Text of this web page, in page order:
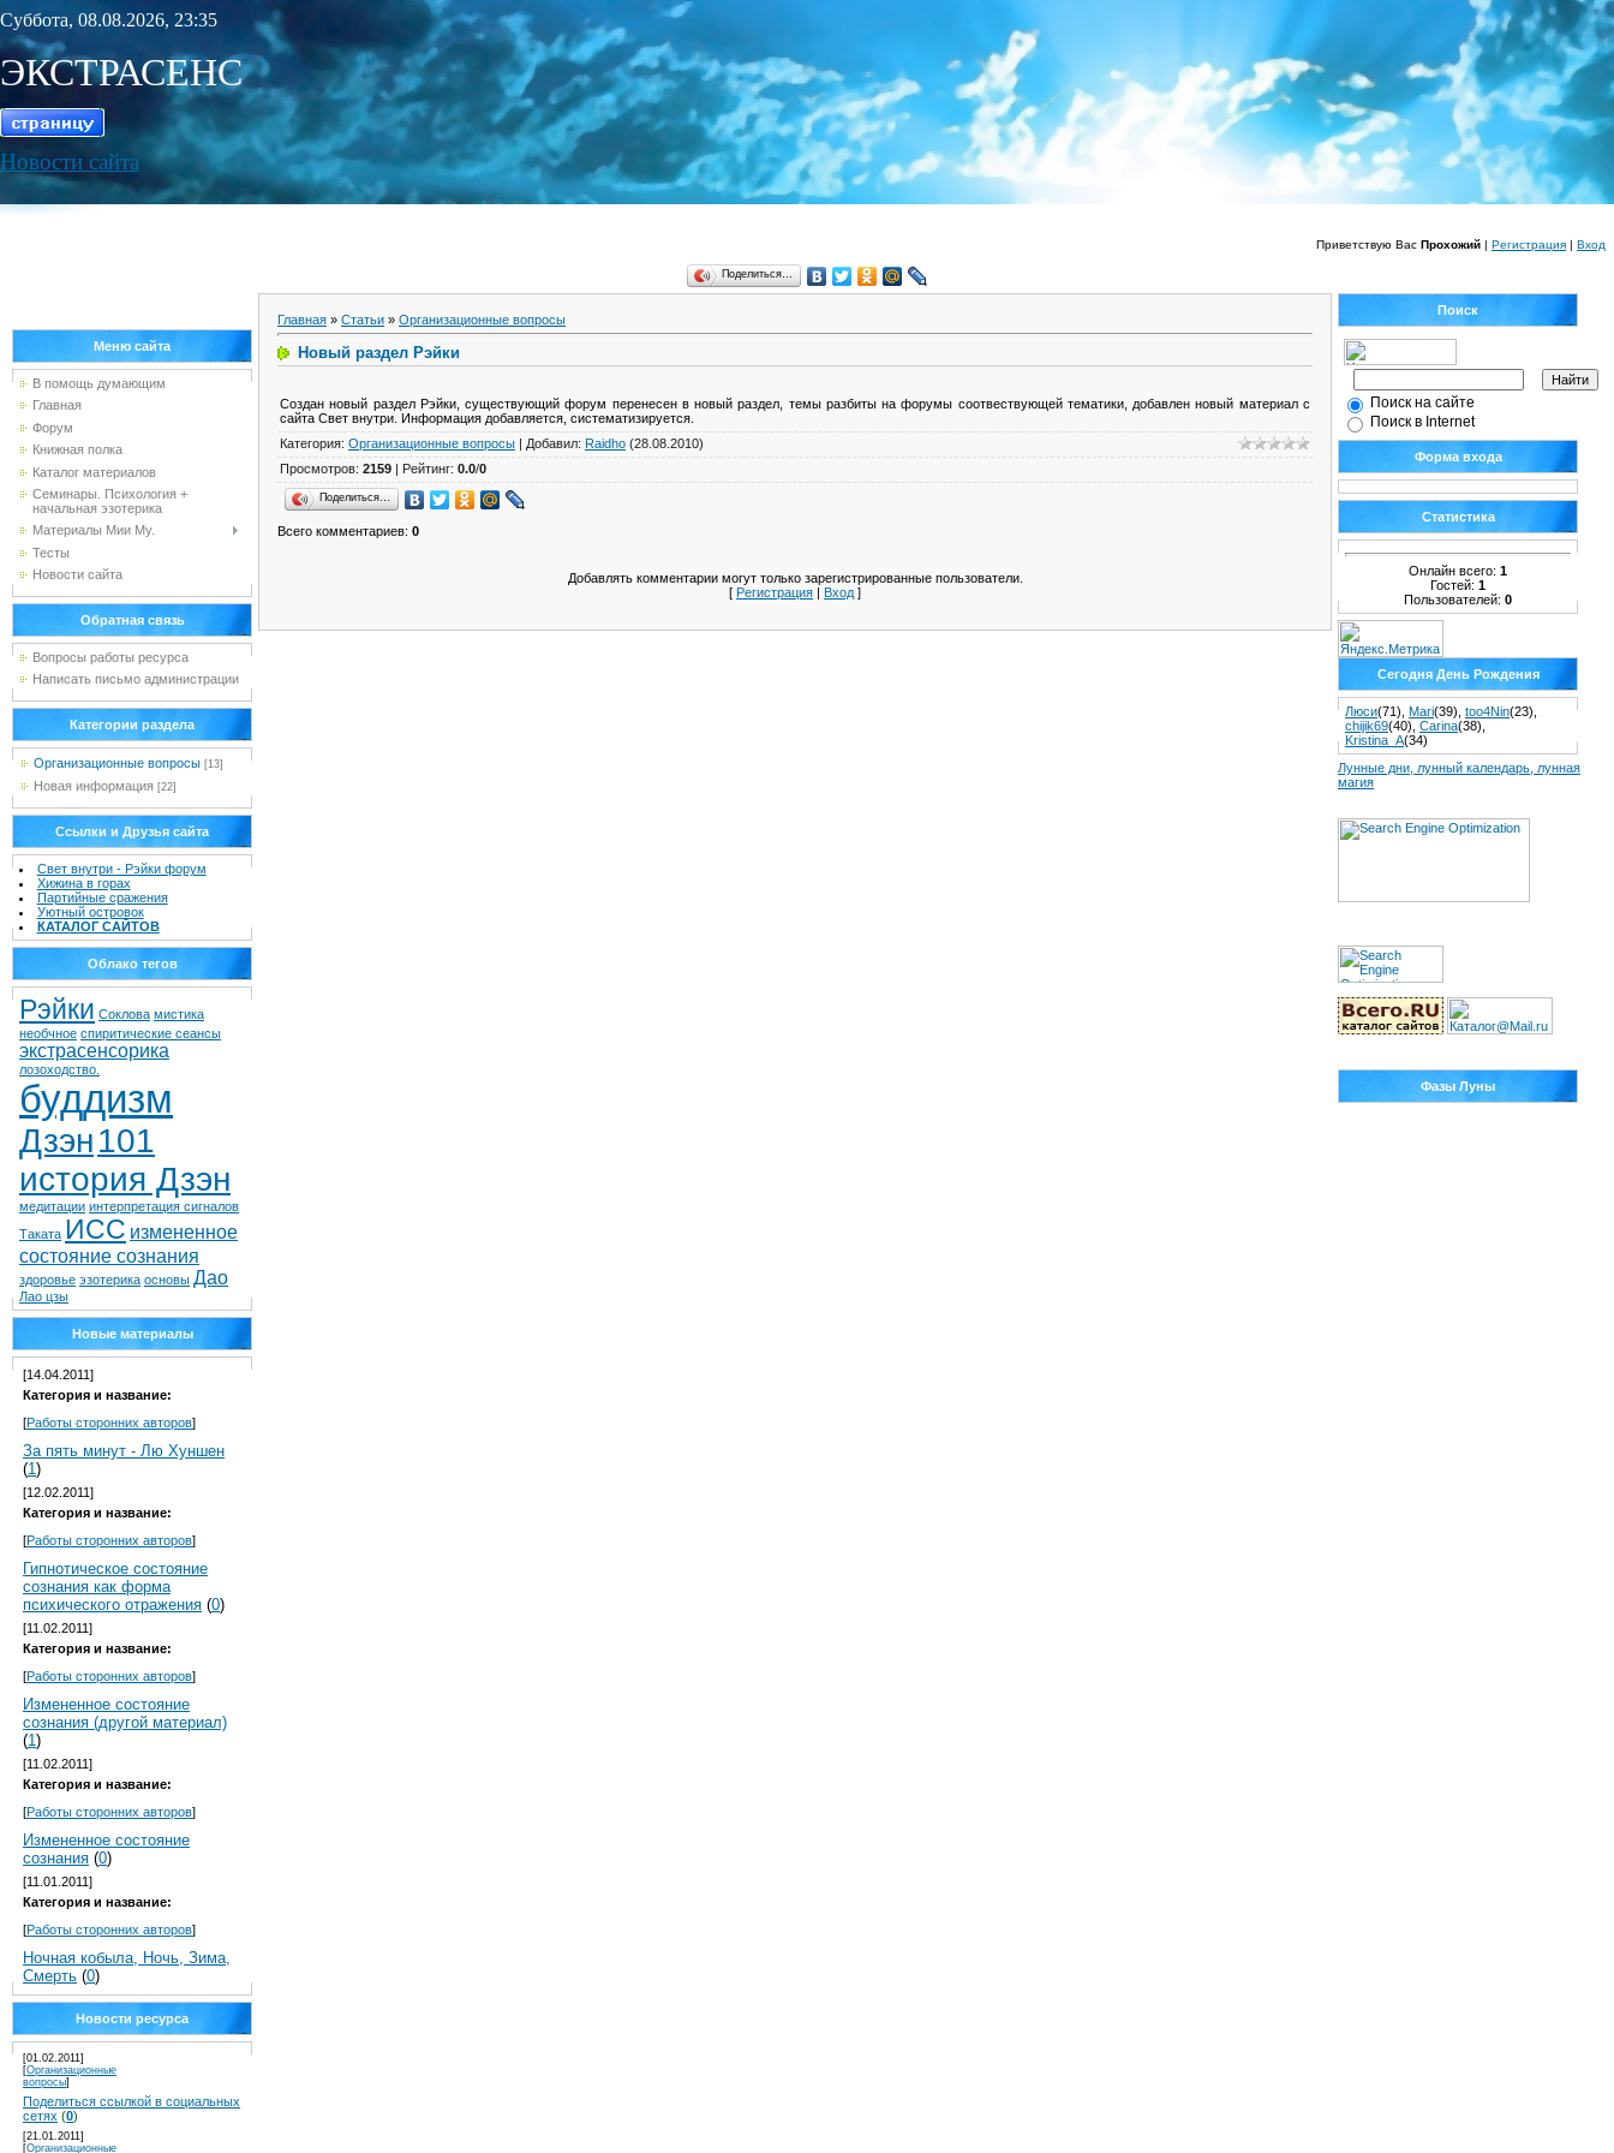
Суббота, 08.08.2026, 23:35
ЭКСТРАСЕНС
Новости сайта
Приветствую Вас Прохожий | Регистрация | Вход
Поделиться…
Меню сайта
В помощь думающим
Главная
Форум
Книжная полка
Каталог материалов
Семинары. Психология +
начальная эзотерика
Материалы Мии Му.
Тесты
Новости сайта
Обратная связь
Вопросы работы ресурса
Написать письмо администрации
Категории раздела
Организационные вопросы [13]
Новая информация [22]
Ссылки и Друзья сайта
Свет внутри - Рэйки форум
Хижина в горах
Партийные сражения
Уютный островок
КАТАЛОГ САЙТОВ
Облако тегов
Рэйки Соклова мистика
необчное спиритические сеансы
экстрасенсорика
лозоходство.
буддизм
Дзэн101
история Дзэн
медитации интерпретация сигналов
Таката ИСС измененное
состояние сознания
здоровье эзотерика основы Дао
Лао цзы
Новые материалы
[14.04.2011]
Категория и название:
[Работы сторонних авторов]
За пять минут - Лю Хуншен
(1)
[12.02.2011]
Категория и название:
[Работы сторонних авторов]
Гипнотическое состояние
сознания как форма
психического отражения (0)
[11.02.2011]
Категория и название:
[Работы сторонних авторов]
Измененное состояние
сознания (другой материал)
(1)
[11.02.2011]
Категория и название:
[Работы сторонних авторов]
Измененное состояние
сознания (0)
[11.01.2011]
Категория и название:
[Работы сторонних авторов]
Ночная кобыла, Ночь, Зима,
Смерть (0)
Новости ресурса
[01.02.2011]
[Организационные
вопросы]
Поделиться ссылкой в социальных
сетях (0)
[21.01.2011]
[Организационные
Главная » Статьи » Организационные вопросы
Новый раздел Рэйки
Создан новый раздел Рэйки, существующий форум перенесен в новый раздел, темы разбиты на форумы соотвествующей тематики, добавлен новый материал с
сайта Свет внутри. Информация добавляется, систематизируется.
Категория: Организационные вопросы | Добавил: Raidho (28.08.2010)
Просмотров: 2159 | Рейтинг: 0.0/0
Поделиться…
Всего комментариев: 0
Добавлять комментарии могут только зарегистрированные пользователи.
[ Регистрация | Вход ]
Поиск
Поиск на сайте
Поиск в Internet
Форма входа
Статистика
Онлайн всего: 1
Гостей: 1
Пользователей: 0
Сегодня День Рождения
Люси(71) Mari(39) too4Nin(23)
chijik69(40) Carina(38)
Kristina_A(34)
Лунные дни, лунный календарь, лунная
магия
Фазы Луны